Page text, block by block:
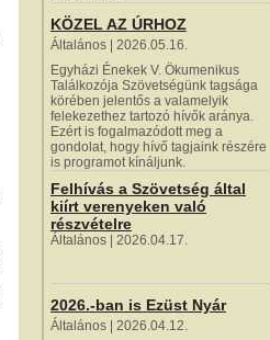
KÖZEL AZ ÚRHOZ
Általános | 2026.05.16.
Egyházi Énekek V. Ökumenikus
Találkozója Szövetségünk tagsága
körében jelentős a valamelyik
felekezethez tartozó hívők aránya.
Ezért is fogalmazódott meg a
gondolat, hogy hívő tagjaink részére
is programot kínáljunk.
Felhívás a Szövetség által
kiírt verenyeken való
részvételre
Általános | 2026.04.17.
2026.-ban is Ezüst Nyár
Általános | 2026.04.12.